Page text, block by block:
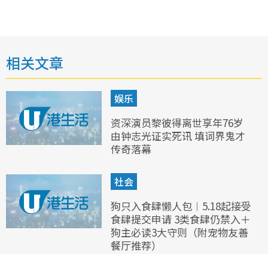
相关文章
娱乐
资深演员黎彼得离世享年76岁
由钟志光证实死讯 填词界鬼才
传奇落幕
社会
狗只入食肆懒人包︱5.18起接受
食肆提交申请 3类食肆仍禁入＋
狗主必读3大守则（附宠物友善
餐厅推荐）